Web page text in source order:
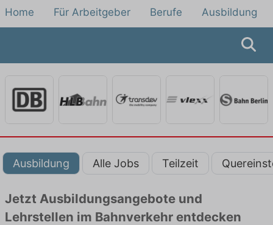
Home Für Arbeitgeber Berufe Ausbildung
Ausbildung Alle Jobs Teilzeit
Jetzt Ausbildungsangebote und
Lehrstellen im Bahnverkehr entdecken